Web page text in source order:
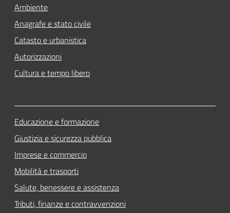
Ambiente
Anagrafe e stato civile
Catasto e urbanistica
Autorizzazioni
Cultura e tempo libero
Educazione e formazione
Giustizia e sicurezza pubblica
Imprese e commercio
Mobilità e trasporti
Salute, benessere e assistenza
Tributi, finanze e contravvenzioni